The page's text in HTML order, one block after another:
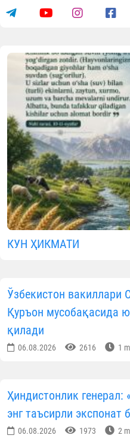
КУН ҲИКМАТИ
Ўзбекистон вакиллари
Қуръон мусобақасида
қилади
06.08.2026 2616 1
Ҳиндистонлик
энг таъсирли экспонат
06.08.2026 1973 2